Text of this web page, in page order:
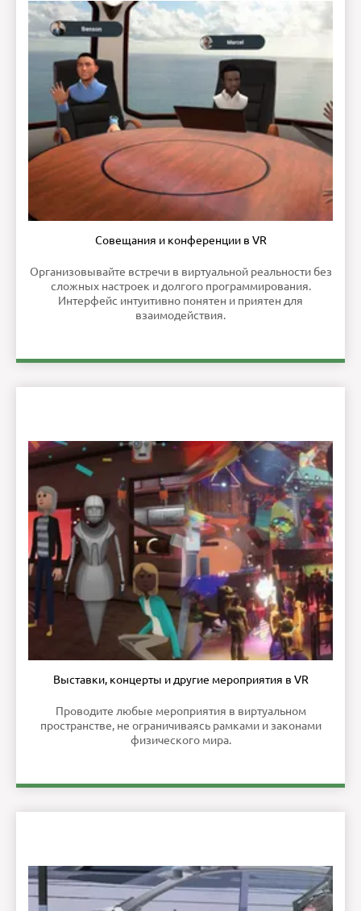
Совещания и конференции в VR
Организовывайте встречи в виртуальной реальности без
сложных настроек и долгого программирования.
Интерфейс интуитивно понятен и приятен для
взаимодействия.
Выставки, концерты и другие мероприятия в VR
Проводите любые мероприятия в виртуальном
пространстве, не ограничиваясь рамками и законами
физического мира.